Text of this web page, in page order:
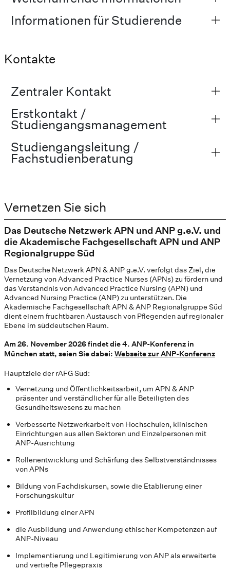
Informationen für Studierende
Kontakte
Zentraler Kontakt
Erstkontakt /
Studiengangsmanagement
Studiengangsleitung /
Fachstudienberatung
Vernetzen Sie sich
Das Deutsche Netzwerk APN und ANP g.e.V. und
die Akademische Fachgesellschaft APN und ANP
Regionalgruppe Süd
Das Deutsche Netzwerk APN & ANP g.e.V. verfolgt das Ziel, die
Vernetzung von Advanced Practice Nurses (APNs) zu fördern und
das Verständnis von Advanced Practice Nursing (APN) und
Advanced Nursing Practice (ANP) zu unterstützen. Die
Akademische Fachgesellschaft APN & ANP Regionalgruppe Süd
dient einem fruchtbaren Austausch von Pflegenden auf regionaler
Ebene im süddeutschen Raum.
Am 26. November 2026 findet die 4. ANP-Konferenz in
München statt, seien Sie dabei: Webseite zur ANP-Konferenz
Hauptziele der rAFG Süd:
Vernetzung und Öffentlichkeitsarbeit, um APN & ANP
präsenter und verständlicher für alle Beteiligten des
Gesundheitswesens zu machen
Verbesserte Netzwerkarbeit von Hochschulen, klinischen
Einrichtungen aus allen Sektoren und Einzelpersonen mit
ANP-Ausrichtung
Rollenentwicklung und Schärfung des Selbstverständnisses
von APNs
Bildung von Fachdiskursen, sowie die Etablierung einer
Forschungskultur
Profilbildung einer APN
die Ausbildung und Anwendung ethischer Kompetenzen auf
ANP-Niveau
Implementierung und Legitimierung von ANP als erweiterte
und vertiefte Pflegepraxis